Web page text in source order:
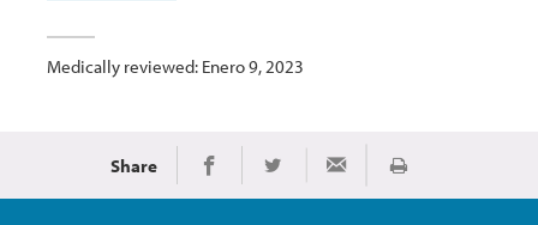
Medically reviewed: Enero 9, 2023
Share Share on Facebook
Share on TwitterShare via EmailImprimir